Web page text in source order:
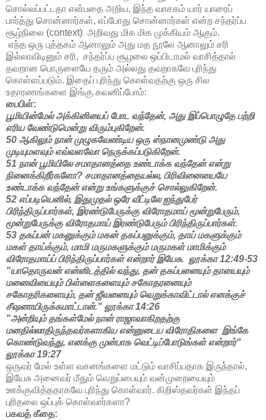
சொல்லப்பட்டதா என்பதை அறிய, இந்த வாசகம் யார் யாரைப்
பார்த்து சொன்னார்கள், எப்போது சொன்னார்கள் என்ற சந்தர்ப்ப
சூழ்நிலை (context) அறிவது மிக மிக முக்கியம் ஆகும்.
எந்த ஒரு புத்தகம் ஆனாலும் அது மத நூலே ஆனாலும் சரி
இல்லாவிடினும் சரி, சந்தர்ப்ப சூழலை ஒப்பிடாமல் வாசித்தால்
தவறான பொருளையே தரும் அல்லது தவறாகவே புரிந்து
கொள்ளப்படும். இதைப் புரிந்து கொள்வதற்கு ஒரு சில
உதாரணங்களை இங்கு கவனிப்போம்:
பைபிள்:
பூமியின்மேல் அக்கினியைப் போட வந்தேன், அது இப்பொழுதே பற்றி
எரிய வேண்டுமென்று விரும்புகிறேன்.
50 ஆகிலும் நான் முழுகவேண்டிய ஒரு ஸ்நானமுண்டு அது
முடியுமளவும் எவ்வளவோ நெருக்கப்படுகிறேன்.
51 நான் பூமியிலே சமாதானத்தை உண்டாக்க வந்தேன் என்று
நினைக்கிறீர்களோ? சமாதானத்தையல்ல, பிரிவினையையே
உண்டாக்க வந்தேன் என்று உங்களுக்குச் சொல்லுகிறேன்.
52 எப்படியெனில், இதுமுதல் ஒரே வீட்டிலே ஐந்துபேர்
பிரிந்திருப்பார்கள், இரண்டுபேருக்கு விரோதமாய் மூன்றுபேரும்,
மூன்றுபேருக்கு விரோதமாய் இரண்டுபேரும் பிரிந்திருப்பார்கள்.
53 தகப்பன் மகனுக்கும் மகன் தகப்பனுக்கும், தாய் மகளுக்கும்
மகள் தாய்க்கும், மாமி மருமகளுக்கும் மருமகள் மாமிக்கும்
விரோதமாய்ப் பிரிந்திருப்பார்கள் என்றார் இயேசு. லூக்கா 12:49-53
"யாதொருவன் என்னிடத்தில் வந்து, தன் தகப்பனையும் தாயையும்
மனைவியையும் பிள்ளைகளையும் சகோதரனையும்
சகோதரிகளையும், தன் ஜீவனையும் வெறுக்காவிட்டால் எனக்குச்
சீஷனாயிருக்கமாட்டான்." லூக்கா 14:26
"அன்றியும் தங்கள்மேல் நான் ராஜாவாகிறதற்கு
மனதில்லாதிருந்தவர்களாகிய என்னுடைய விரோதிகளை இங்கே
கொண்டுவந்து, எனக்கு முன்பாக வெட்டிப்போடுங்கள் என்றார்"
லூக்கா 19:27
ஒருவர் மேல் உள்ள வசனங்களை மட்டும் வாசிப்பதாக இருந்தால்,
இயேசு அனைவர் மீதும் வெறுப்பையும் வன்முறையையும்
ஊக்குவித்ததாகவே புரிந்து கொள்வார். கிறிஸ்தவர்கள் இந்தப்
புரிதலை ஒப்புக் கொள்வார்களா?
பகவத் கீதை: